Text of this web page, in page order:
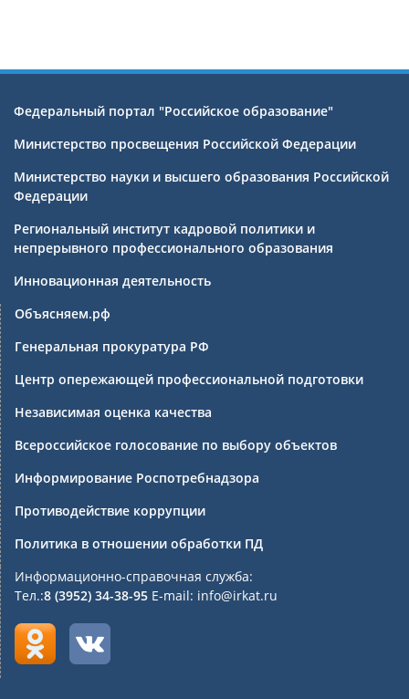
Федеральный портал "Российское образование"
Министерство просвещения Российской Федерации
Министерство науки и высшего образования Российской
Федерации
Региональный институт кадровой политики и
непрерывного профессионального образования
Инновационная деятельность
Объясняем.рф
Генеральная прокуратура РФ
Центр опережающей профессиональной подготовки
Независимая оценка качества
Всероссийское голосование по выбору объектов
Информирование Роспотребнадзора
Противодействие коррупции
Политика в отношении обработки ПД
Информационно-справочная служба:
Тел.:8 (3952) 34-38-95 E-mail: info@irkat.ru